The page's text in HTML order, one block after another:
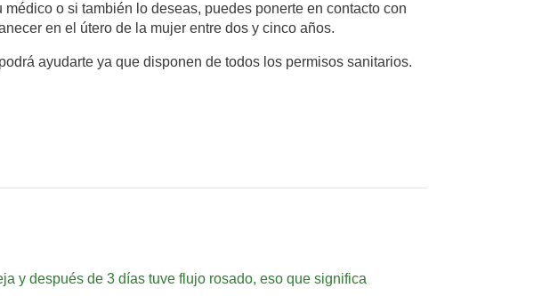
o si también lo deseas, puedes ponerte en contacto con
en el útero de la mujer entre dos y cinco años.
podrá ayudarte ya que disponen de todos los permisos sanitarios.
y después de 3 días tuve flujo rosado, eso que significa